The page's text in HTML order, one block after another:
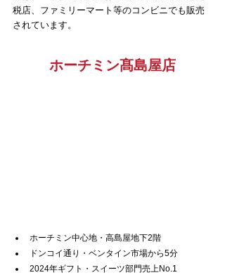
税店、ファミリーマート等のコンビニでも販売
されています。
ホーチミン髙島屋店
ホーチミン中心地・高島屋地下2階
ドンコイ通り・ベンタイン市場から5分
2024年ギフト・スイーツ部門売上No.1